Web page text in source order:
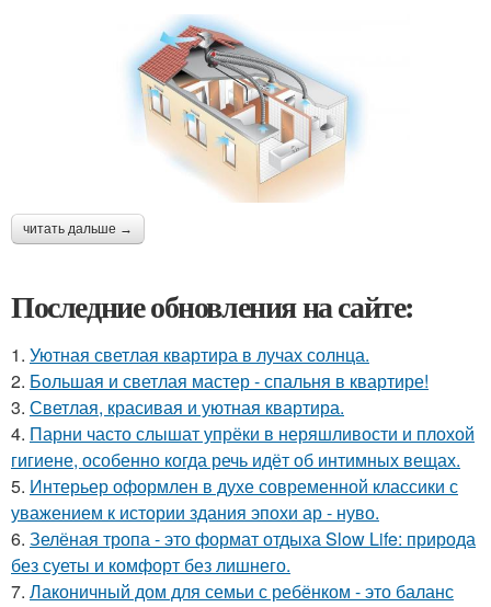
читать дальше →
Последние обновления на сайте:
1. Уютная светлая квартира в лучах солнца.
2. Большая и светлая мастер - спальня в квартире!
3. Светлая, красивая и уютная квартира.
4. Парни часто слышат упрёки в неряшливости и плохой
гигиене, особенно когда речь идёт об интимных вещах.
5. Интерьер оформлен в духе современной классики с
уважением к истории здания эпохи ар - нуво.
6. Зелёная тропа - это формат отдыха Slow Life: природа
без суеты и комфорт без лишнего.
7. Лаконичный дом для семьи с ребёнком - это баланс